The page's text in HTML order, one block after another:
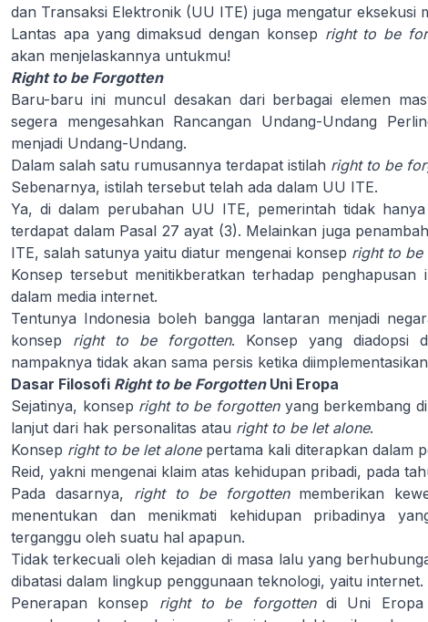
dan Transaksi Elektronik (UU ITE) juga mengatur eksekusi
Lantas apa yang dimaksud dengan konsep right to be
akan menjelaskannya untukmu!
Right to be Forgotten
Baru-baru ini muncul desakan dari berbagai elemen
segera mengesahkan Rancangan Undang-Undang
menjadi Undang-Undang.
Dalam salah satu rumusannya terdapat istilah right to be
Sebenarnya, istilah tersebut telah ada dalam UU ITE.
Ya, di dalam perubahan UU ITE, pemerintah tidak
terdapat dalam Pasal 27 ayat (3). Melainkan juga
ITE, salah satunya yaitu diatur mengenai konsep right to be
Konsep tersebut menitikberatkan terhadap
dalam media internet.
Tentunya Indonesia boleh bangga lantaran menjadi
konsep right to be forgotten. Konsep yang diadopsi
nampaknya tidak akan sama persis ketika
Dasar Filosofi Right to be Forgotten Uni Eropa
Sejatinya, konsep right to be forgotten yang berkembang
lanjut dari hak personalitas atau right to be let alone.
Konsep right to be let alone pertama kali diterapkan dalam
Reid, yakni mengenai klaim atas kehidupan pribadi, pada
Pada dasarnya, right to be forgotten memberikan
menentukan dan menikmati kehidupan pribadinya
terganggu oleh suatu hal apapun.
Tidak terkecuali oleh kejadian di masa lalu yang
dibatasi dalam lingkup penggunaan teknologi, yaitu internet.
Penerapan konsep right to be forgottendi Uni Eropa